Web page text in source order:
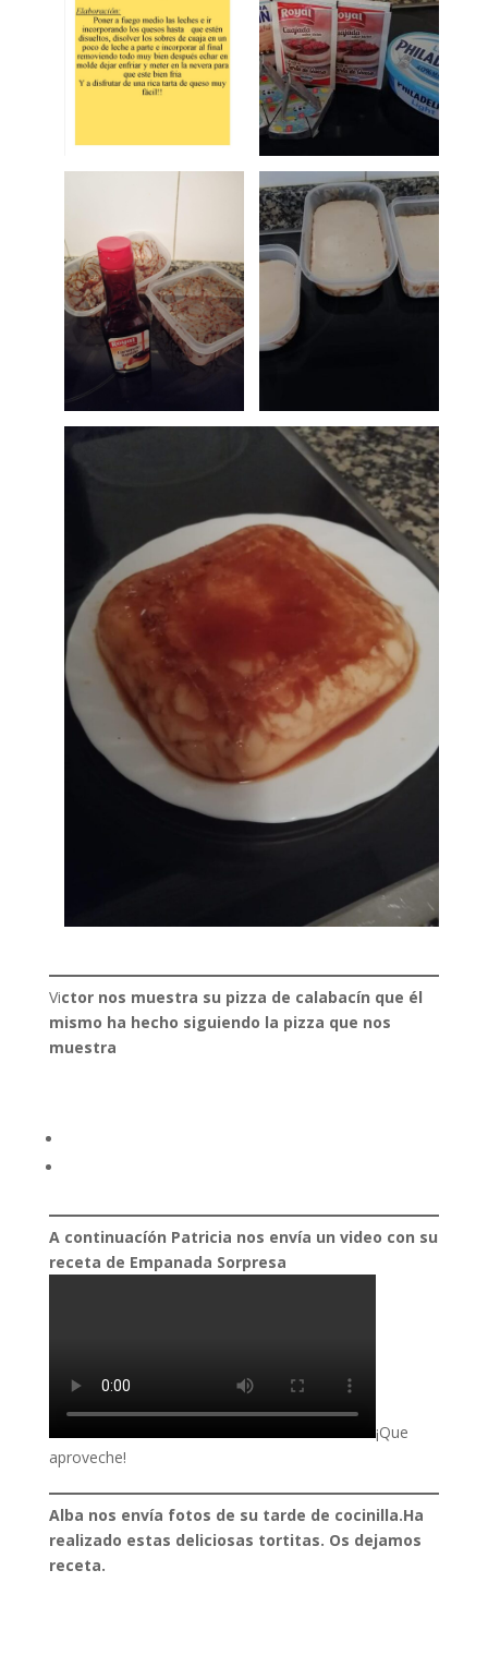
Victor nos muestra su pizza de calabacín que él
mismo ha hecho siguiendo la pizza que nos
muestra
A continuacíón Patricia nos envía un video con su
receta de Empanada Sorpresa
¡Que
aproveche!
Alba nos envía fotos de su tarde de cocinilla.Ha
realizado estas deliciosas tortitas. Os dejamos
receta.